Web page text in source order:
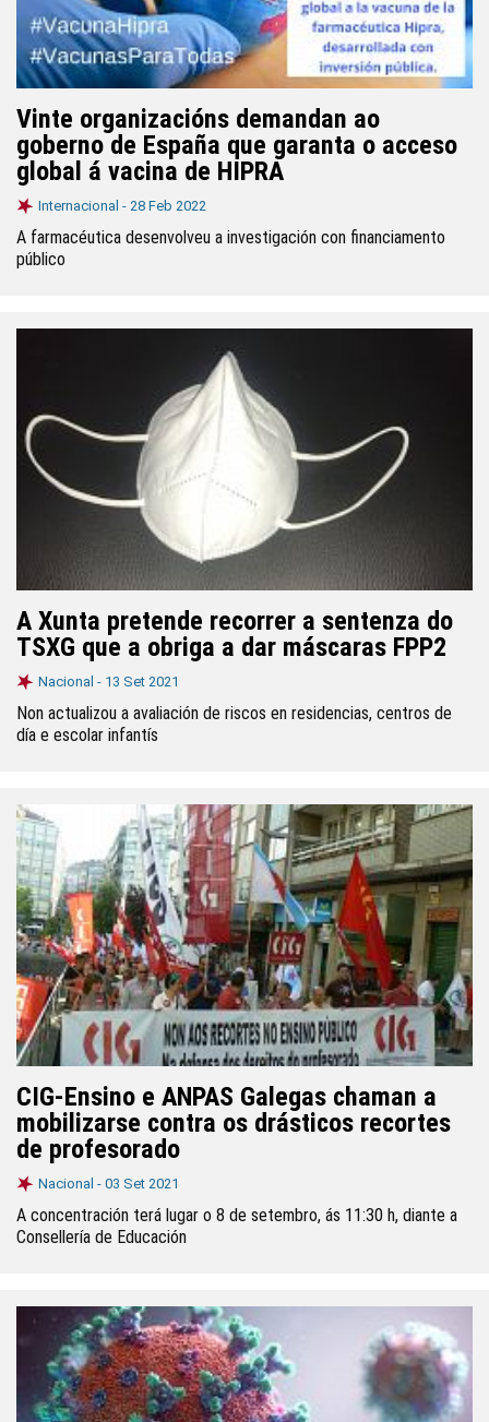
Vinte organizacións demandan ao
goberno de España que garanta o acceso
global á vacina de HIPRA
Internacional - 28 Feb 2022
A farmacéutica desenvolveu a investigación con financiamento
público
A Xunta pretende recorrer a sentenza do
TSXG que a obriga a dar máscaras FPP2
Nacional - 13 Set 2021
Non actualizou a avaliación de riscos en residencias, centros de
día e escolar infantís
CIG-Ensino e ANPAS Galegas chaman a
mobilizarse contra os drásticos recortes
de profesorado
Nacional - 03 Set 2021
A concentración terá lugar o 8 de setembro, ás 11:30 h, diante a
Consellería de Educación